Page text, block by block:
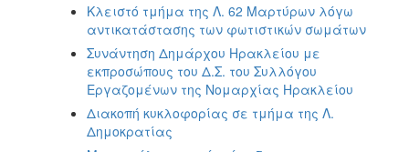
Κλειστό τμήμα της Λ. 62 Μαρτύρων λόγω
αντικατάστασης των φωτιστικών σωμάτων
Συνάντηση Δημάρχου Ηρακλείου με
εκπροσώπους του Δ.Σ. του Συλλόγου
Εργαζομένων της Νομαρχίας Ηρακλείου
Διακοπή κυκλοφορίας σε τμήμα της Λ.
Δημοκρατίας